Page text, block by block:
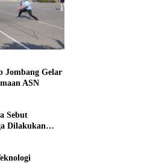
Jombang Gelar
ASN
Sebut
Dilakukan